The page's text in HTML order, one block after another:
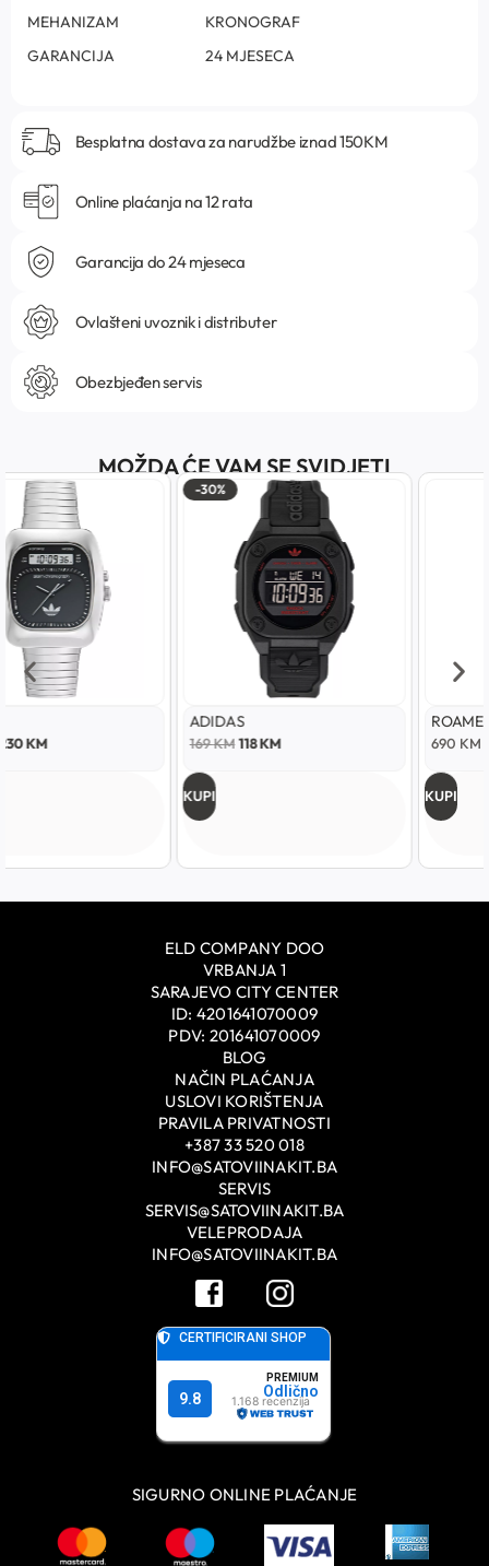
MEHANIZAM
KRONOGRAF
GARANCIJA
24 MJESECA
Besplatna dostava za narudžbe iznad 150KM
Online plaćanja na 12 rata
Garancija do 24 mjeseca
Ovlašteni uvoznik i distributer
Obezbjeđen servis
MOŽDA ĆE VAM SE SVIDJETI
-30%
169 690
ELD COMPANY DOO
VRBANJA 1
SARAJEVO CITY CENTER
ID: 4201641070009
PDV: 201641070009
BLOG
NAČIN PLAĆANJA
USLOVI KORIŠTENJA
PRAVILA PRIVATNOSTI
+387 33 520 018
INFO@SATOVIINAKIT.BA
SERVIS
SERVIS@SATOVIINAKIT.BA
VELEPRODAJA
INFO@SATOVIINAKIT.BA
SIGURNO ONLINE PLAĆANJE